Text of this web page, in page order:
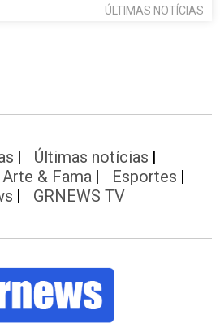
ÚLTIMAS NOTÍCIAS
Últimas notícias
Arte & Fama
Esportes
GRNEWS TV